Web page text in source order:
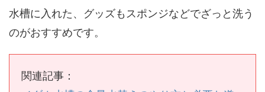
水槽に入れた、グッズもスポンジなどでざっと洗う
のがおすすめです。
関連記事：